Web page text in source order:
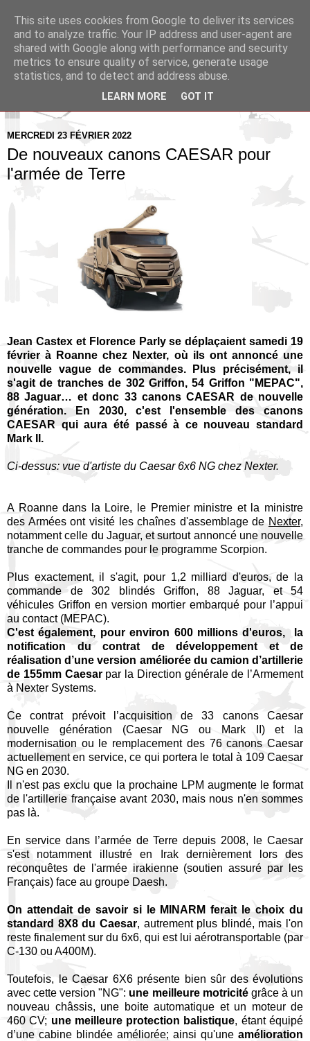
Pax Aquitania
Blog d'actualité et d'analyse stratégique
MERCREDI 23 FÉVRIER 2022
De nouveaux canons CAESAR pour
l'armée de Terre
Jean Castex et Florence Parly se déplaçaient samedi 19
février à Roanne chez Nexter, où ils ont annoncé une
nouvelle vague de commandes. Plus précisément, il
s'agit de tranches de 302 Griffon, 54 Griffon "MEPAC",
88 Jaguar… et donc 33 canons CAESAR de nouvelle
génération. En 2030, c'est l'ensemble des canons
CAESAR qui aura été passé à ce nouveau standard
Mark II.
Ci-dessus: vue d'artiste du Caesar 6x6 NG chez Nexter.
A Roanne dans la Loire, le Premier ministre et la ministre
des Armées ont visité les chaînes d'assemblage de Nexter,
notamment celle du Jaguar, et surtout annoncé une nouvelle
tranche de commandes pour le programme Scorpion.
Plus exactement, il s'agit, pour 1,2 milliard d'euros, de la
commande de 302 blindés Griffon, 88 Jaguar, et 54
véhicules Griffon en version mortier embarqué pour l’appui
au contact (MEPAC).
C'est également, pour environ 600 millions d'euros, la
notification du contrat de développement et de
réalisation d’une version améliorée du camion d’artillerie
de 155mm Caesarpar la Direction générale de l’Armement
à Nexter Systems.
Ce contrat prévoit l’acquisition de 33 canons Caesar
nouvelle génération (Caesar NG ou Mark II) et la
modernisation ou le remplacement des 76 canons Caesar
actuellement en service, ce qui portera le total à 109 Caesar
NG en 2030.
Il n'est pas exclu que la prochaine LPM augmente le format
de l'artillerie française avant 2030, mais nous n'en sommes
pas là.
En service dans l’armée de Terre depuis 2008, le Caesar
s'est notamment illustré en Irak dernièrement lors des
reconquêtes de l'armée irakienne (soutien assuré par les
Français) face au groupe Daesh.
On attendait de savoir si le MINARM ferait le choix du
standard 8X8 du Caesar, autrement plus blindé, mais l'on
reste finalement sur du 6x6, qui est lui aérotransportable (par
C-130 ou A400M).
Toutefois, le Caesar 6X6 présente bien sûr des évolutions
avec cette version "NG": une meilleure motricitégrâce à un
nouveau châssis, une boite automatique et un moteur de
460 CV; une meilleure protection balistique, étant équipé
d’une cabine blindée améliorée; ainsi qu'une amélioration
This site uses cookies from Google to deliver its services
and to analyze traffic. Your IP address and user-agent are
shared with Google along with performance and security
metrics to ensure quality of service, generate usage
statistics, and to detect and address abuse.
LEARN MORE GOT IT